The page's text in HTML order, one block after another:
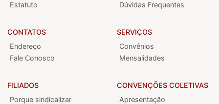
Estatuto
CONTATOS
Endereço
Fale Conosco
Dúvidas Frequentes
SERVIÇOS
Convênios
Mensalidades
FILIADOS
Porque sindicalizar
CONVENÇÕES COLETIVAS
Apresentação